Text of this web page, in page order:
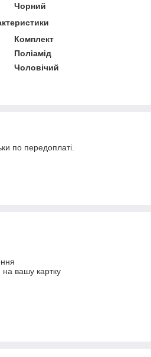
Чорний
Комплект
Поліамід
Чоловічий
по передоплаті.
на вашу картку